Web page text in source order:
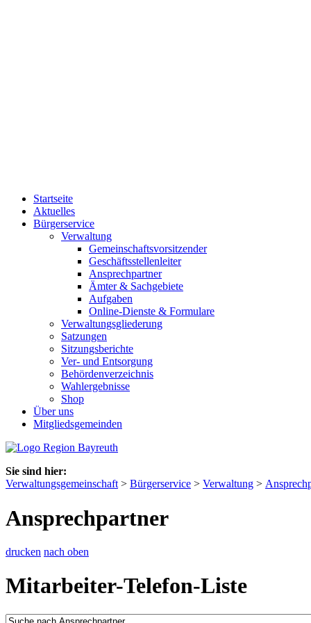
Startseite
Aktuelles
Bürgerservice
Verwaltung
Gemeinschaftsvorsitzender
Geschäftsstellenleiter
Ansprechpartner
Ämter & Sachgebiete
Aufgaben
Online-Dienste & Formulare
Verwaltungsgliederung
Satzungen
Sitzungsberichte
Ver- und Entsorgung
Behördenverzeichnis
Wahlergebnisse
Shop
Über uns
Mitgliedsgemeinden
Sie sind hier:
Verwaltungsgemeinschaft > Bürgerservice > Verwaltung >
Ansprechpartner
drucken nach oben
Mitarbeiter-Telefon-Liste